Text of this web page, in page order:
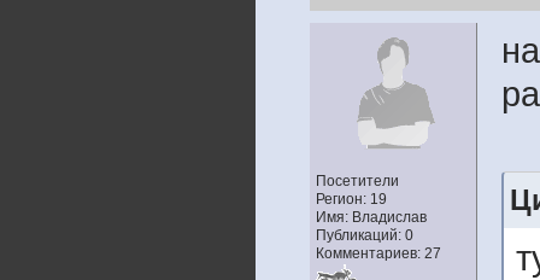
Посетители
Регион: 19
Имя: Владислав
Публикаций: 0
Комментариев: 27